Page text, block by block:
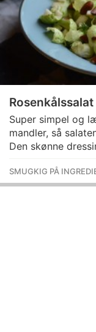
Super simpel og
mandler, så
Den skønne
SMUGKIG PÅ